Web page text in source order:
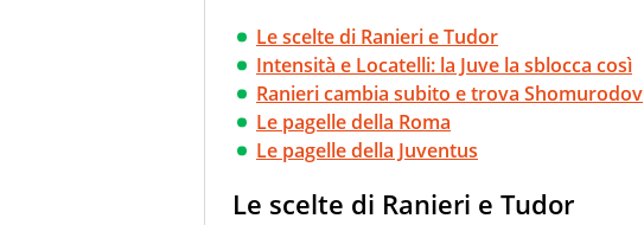
Le scelte di Ranieri e Tudor
Intensità e Locatelli: la Juve la sblocca così
Ranieri cambia subito e trova Shomurodov
Le pagelle della Roma
Le pagelle della Juventus
Le scelte di Ranieri e Tudor